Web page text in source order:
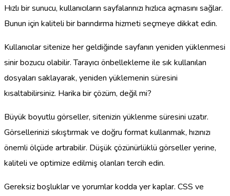
Hızlı bir sunucu, kullanıcıların sayfalarınızı hızlıca açmasını sağlar.
Bunun için kaliteli bir barındırma hizmeti seçmeye dikkat edin.
Kullanıcılar sitenize her geldiğinde sayfanın yeniden yüklenmesi
sinir bozucu olabilir. Tarayıcı önbellekleme ile sık kullanılan
dosyaları saklayarak, yeniden yüklemenin süresini
kısaltabilirsiniz. Harika bir çözüm, değil mi?
Büyük boyutlu görseller, sitenizin yüklenme süresini uzatır.
Görsellerinizi sıkıştırmak ve doğru format kullanmak, hızınızı
önemli ölçüde artırabilir. Düşük çözünürlüklü görseller yerine,
kaliteli ve optimize edilmiş olanları tercih edin.
Gereksiz boşluklar ve yorumlar kodda yer kaplar. CSS ve